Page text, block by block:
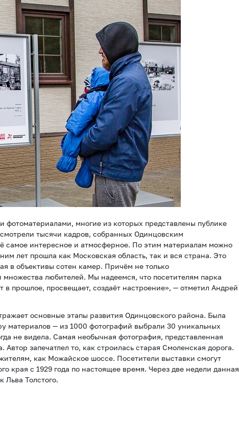
фотоматериалами, многие из которых представлены публике
тысячи кадров, собранных Одинцовским
самое интересное и атмосферное. По этим материалам можно
лет прошла как Московская область, так и вся страна. Это
в объективы сотен камер. Причём не только
любителей. Мы надеемся, что посетителям парка
в прошлое, просвещает, создаёт настроение», — отметил Андрей
основные этапы развития Одинцовского района. Была
материалов — из 1000 фотографий выбрали 30 уникальных
не видела. Самая необычная фотография, представленная
запечатлел то, как строилась старая Смоленская дорога.
как Можайское шоссе. Посетители выставки смогут
края с 1929 года по настоящее время. Через две недели данная
Льва Толстого.